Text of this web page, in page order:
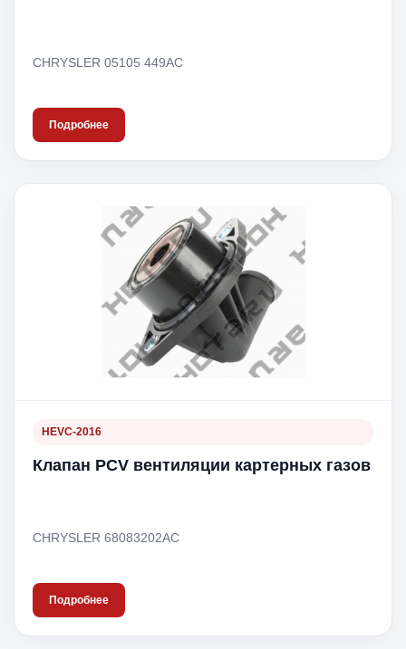
CHRYSLER 05105 449AC
Подробнее
HEVC-2016
Клапан PCV вентиляции картерных газов
CHRYSLER 68083202AC
Подробнее